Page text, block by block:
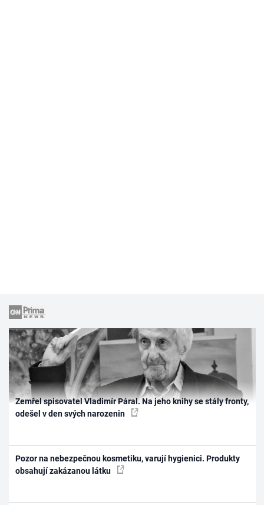
Zemřel spisovatel Vladimír Páral. Na jeho knihy se stály fronty,
odešel v den svých narozenin
Pozor na nebezpečnou kosmetiku, varují hygienici. Produkty
obsahují zakázanou látku